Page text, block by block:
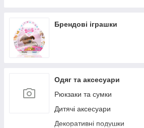
Брендові іграшки
Одяг та аксесуари
Рюкзаки та сумки
Дитячі аксесуари
Декоративні подушки